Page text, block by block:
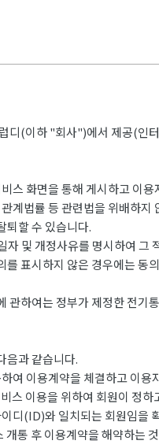
디(이하 "회사")에서 제공(인
스 화면을 통해 게시하고 이
계법률 등 관련법을 위배하
퇴할 수 있습니다.
및 개정사유를 명시하여 그
를 표시하지 않은 경우에는
관하여는 정부가 제정한 전
음과 같습니다.
여 이용계약을 체결하고 이
스 이용을 위하여 회원이 정
디(ID)와 일치되는 회원임을
통 후 이용계약을 해약하는